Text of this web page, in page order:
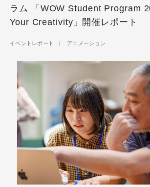
ラム 「WOW Student Program
Your Creativity」開催レポート
イベントレポート アニメーション